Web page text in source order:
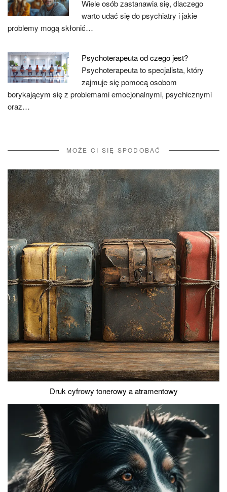
Wiele osób zastanawia się, dlaczego
warto udać się do psychiatry i jakie
problemy mogą skłonić…
Psychoterapeuta od czego jest?
Psychoterapeuta to specjalista, który
zajmuje się pomocą osobom
borykającym się z problemami emocjonalnymi, psychicznymi
oraz…
MOŻE CI SIĘ SPODOBAĆ
Druk cyfrowy tonerowy a atramentowy